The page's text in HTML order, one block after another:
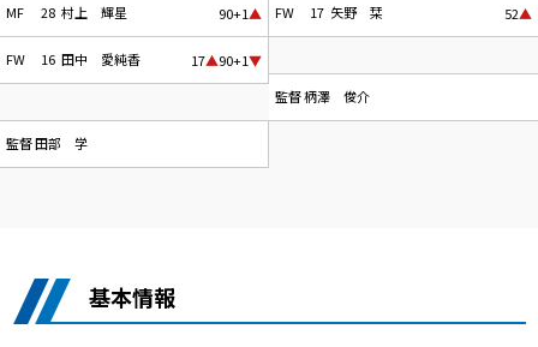
MF 28 村上 輝星 90+1▲
FW 16 田中 愛純香 17▲90+1▼
監督田部 学
FW 17 矢野 栞 52▲
監督柄澤 俊介
基本情報